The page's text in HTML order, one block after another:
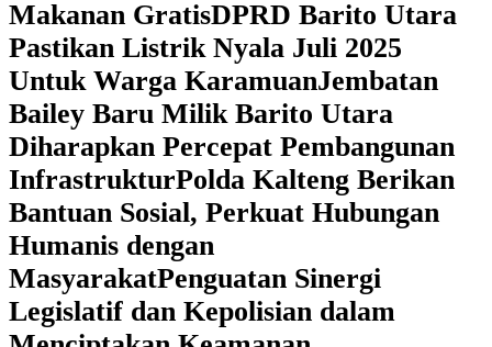
Makanan GratisDPRD Barito Utara
Pastikan Listrik Nyala Juli 2025
Untuk Warga KaramuanJembatan
Bailey Baru Milik Barito Utara
Diharapkan Percepat Pembangunan
InfrastrukturPolda Kalteng Berikan
Bantuan Sosial, Perkuat Hubungan
Humanis dengan
MasyarakatPenguatan Sinergi
Legislatif dan Kepolisian dalam